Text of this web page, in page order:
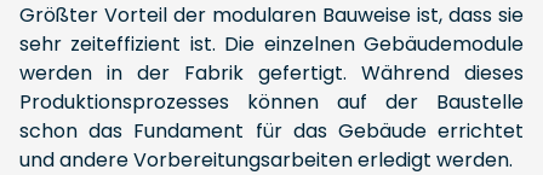
Größter Vorteil der modularen Bauweise ist, dass sie
sehr zeiteffizient ist. Die einzelnen Gebäudemodule
werden in der Fabrik gefertigt. Während dieses
Produktionsprozesses können auf der Baustelle
schon das Fundament für das Gebäude errichtet
und andere Vorbereitungsarbeiten erledigt werden.